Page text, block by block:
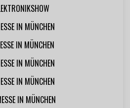
IN MÜNCHEN
IN MÜNCHEN
IN MÜNCHEN
IN MÜNCHEN
IN MÜNCHEN